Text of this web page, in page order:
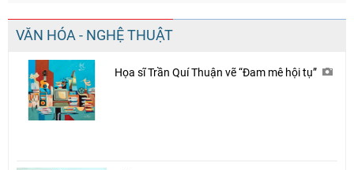
VĂN HÓA - NGHỆ THUẬT
Họa sĩ Trần Quí Thuận vẽ “Đam mê hội tụ”